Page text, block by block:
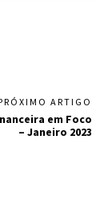
ARTIGO
em Foco
– Janeiro 2023